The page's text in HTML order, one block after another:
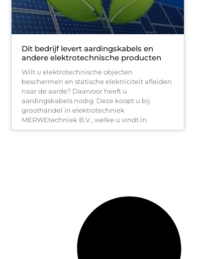
Dit bedrijf levert aardingskabels en
andere elektrotechnische producten
Wilt u elektrotechnische objecten
beschermen en statische elektriciteit afleiden
naar de aarde? Daarvoor heeft u
aardingskabels nodig. Deze koopt u bij
groothandel in elektrotechniek
MERWEtechniek B.V., welke u vindt in